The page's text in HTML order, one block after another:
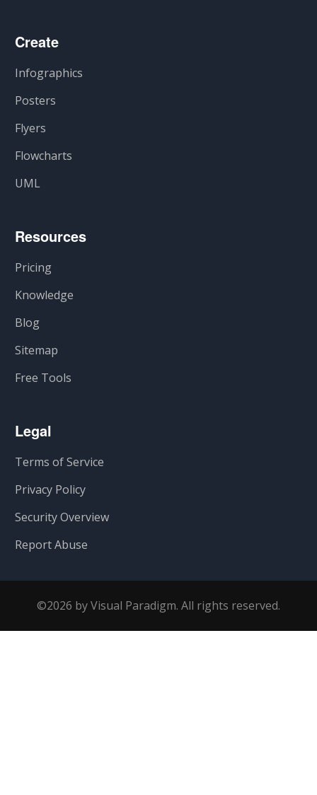
Create
Infographics
Posters
Flyers
Flowcharts
UML
Resources
Pricing
Knowledge
Blog
Sitemap
Free Tools
Legal
Terms of Service
Privacy Policy
Security Overview
Report Abuse
©2026 by Visual Paradigm. All rights reserved.